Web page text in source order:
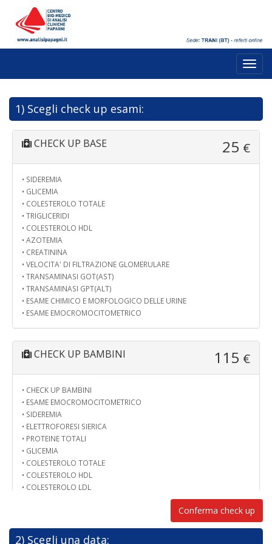
1) Scegli check up esami:
CHECK UP BASE 25 €
• SIDEREMIA
• GLICEMIA
• COLESTEROLO TOTALE
• TRIGLICERIDI
• COLESTEROLO HDL
• AZOTEMIA
• CREATININA
• VELOCITA' DI FILTRAZIONE GLOMERULARE
• TRANSAMINASI GOT(AST)
• TRANSAMINASI GPT(ALT)
• ESAME CHIMICO E MORFOLOGICO DELLE URINE
• ESAME EMOCROMOCITOMETRICO
CHECK UP BAMBINI 115 €
• CHECK UP BAMBINI
• ESAME EMOCROMOCITOMETRICO
• SIDEREMIA
• ELETTROFORESI SIERICA
• PROTEINE TOTALI
• GLICEMIA
• COLESTEROLO TOTALE
• COLESTEROLO HDL
• COLESTEROLO LDL
• TRANSAMINASI GOT(AST)
Conferma check up
2) Scegli una data: